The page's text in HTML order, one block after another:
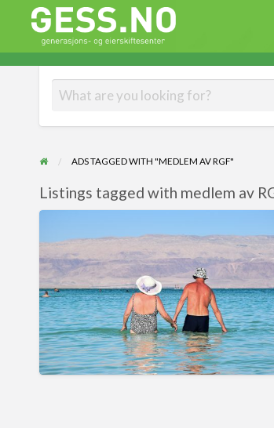
Generasjons- og eierskiftesenter
ADS TAGGED WITH "MEDLEM AV RGF"
Listings tagged with medlem av